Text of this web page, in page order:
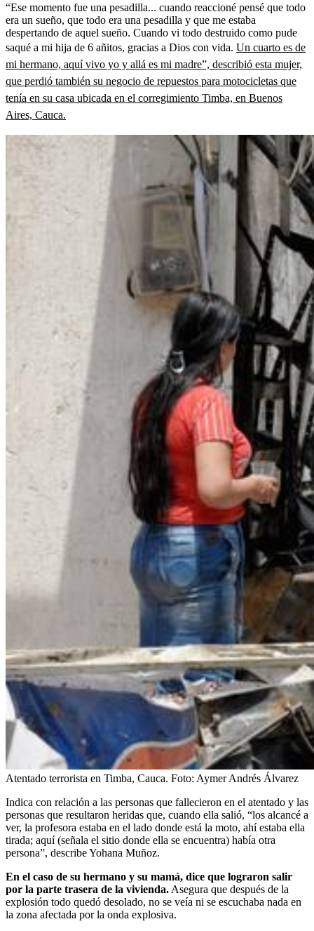
“Ese momento fue una pesadilla... cuando reaccioné pensé que todo
era un sueño, que todo era una pesadilla y que me estaba
despertando de aquel sueño. Cuando vi todo destruido como pude
saqué a mi hija de 6 añitos, gracias a Dios con vida. Un cuarto es de
mi hermano, aquí vivo yo y allá es mi madre”, describió esta mujer,
que perdió también su negocio de repuestos para motocicletas que
tenía en su casa ubicada en el corregimiento Timba, en Buenos
Aires, Cauca.
Atentado terrorista en Timba, Cauca. Foto: Aymer Andrés Álvarez
Indica con relación a las personas que fallecieron en el atentado y las
personas que resultaron heridas que, cuando ella salió, “los alcancé a
ver, la profesora estaba en el lado donde está la moto, ahí estaba ella
tirada; aquí (señala el sitio donde ella se encuentra) había otra
persona”, describe Yohana Muñoz.
En el caso de su hermano y su mamá, dice que lograron salir
por la parte trasera de la vivienda. Asegura que después de la
explosión todo quedó desolado, no se veía ni se escuchaba nada en
la zona afectada por la onda explosiva.